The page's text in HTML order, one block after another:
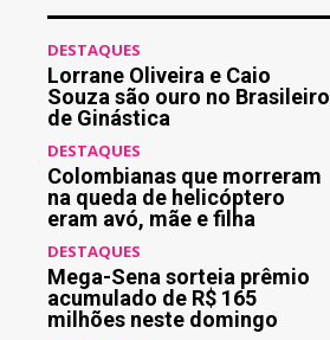
DESTAQUES
Lorrane Oliveira e Caio
Souza são ouro no Brasileiro
de Ginástica
DESTAQUES
Colombianas que morreram
na queda de helicóptero
eram avó, mãe e filha
DESTAQUES
Mega-Sena sorteia prêmio
acumulado de R$ 165
milhões neste domingo